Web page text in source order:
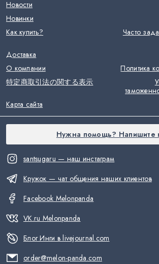
santsugaru — наш инстаграм
Кружок — чат общения наших клиентов
Facebook Melonpanda
VK.ru Melonpanda
Блог Инги в livejournal.com
order@melon-panda.com
Новости
Новинки
Как купить?
Часто
Доставка
О компании
Политика
特定商取引法の関する表示
Карта сайта
Нужна помощь? Напишите